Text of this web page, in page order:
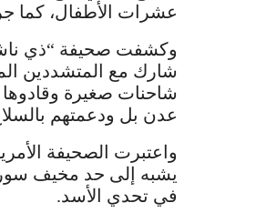
عشرات الأطفال، كما
وكشفت صحيفة “ذي
شارك مع المتشددين
شاحنات صغيرة
عدن بل ودعمتهم
واعتبرت الصحيفة
يشبه إلى حد مخيف
في تحدي الأسد.